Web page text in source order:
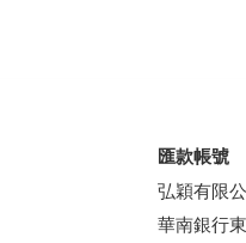
​匯款帳號
弘穎有限
華南銀行